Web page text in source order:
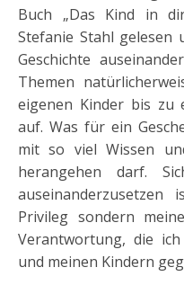
Buch „Das Kind in
Stefanie Stahl gelesen
Geschichte
Themen
eigenen Kinder bis zu
auf. Was für ein
mit so viel Wissen
herangehen darf.
Privileg sondern
Verantwortung, die
und meinen Kindern